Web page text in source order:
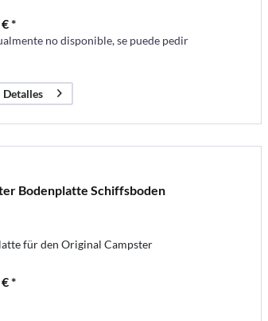
*
no disponible, se puede pedir
Detalles
Bodenplatte Schiffsboden
für den Original Campster
*